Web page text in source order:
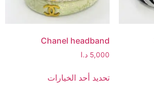
Chanel headband
5,000 د.ا
تحديد أحد الخيارات